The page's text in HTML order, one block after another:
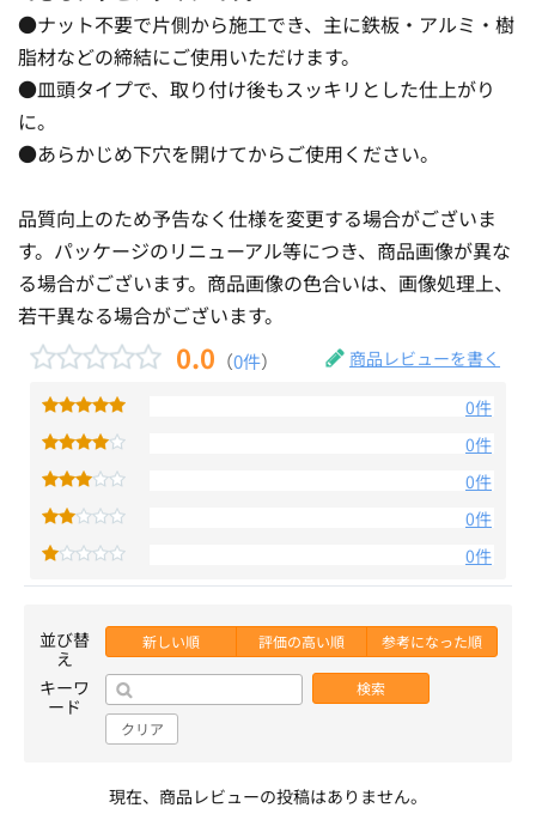
●ナット不要で片側から施工でき、主に鉄板・アルミ・樹
脂材などの締結にご使用いただけます。
●皿頭タイプで、取り付け後もスッキリとした仕上がり
に。
●あらかじめ下穴を開けてからご使用ください。
品質向上のため予告なく仕様を変更する場合がございま
す。パッケージのリニューアル等につき、商品画像が異な
る場合がございます。商品画像の色合いは、画像処理上、
若干異なる場合がございます。
0.0 （0件） 商品レビューを書く
0件
0件
0件
0件
0件
並び替
え
新しい順 評価の高い順 参考になった順
キーワ
ード
検索
クリア
現在、商品レビューの投稿はありません。